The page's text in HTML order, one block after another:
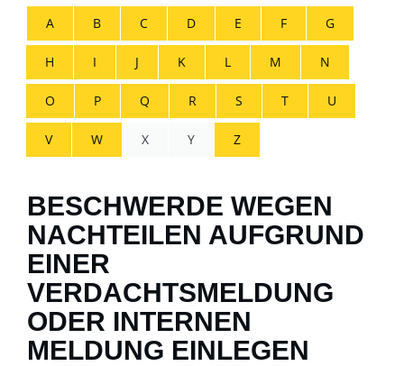
A B C D E F G
H I J K L M N
O P Q R S T U
V W X Y Z
BESCHWERDE WEGEN
NACHTEILEN AUFGRUND
EINER
VERDACHTSMELDUNG
ODER INTERNEN
MELDUNG EINLEGEN